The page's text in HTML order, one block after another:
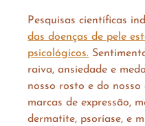
Pesquisas científicas
das doenças de pele
psicológicos.
raiva, ansiedade e
nosso rosto e do
marcas de expressão,
dermatite, psoríase, e